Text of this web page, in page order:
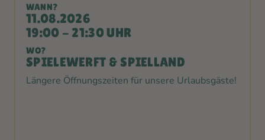
WANN?
11.08.2026
19:00 - 21:30 UHR
WO?
SPIELEWERFT & SPIELLAND
Längere Öffnungszeiten für unsere Urlaubsgäste!